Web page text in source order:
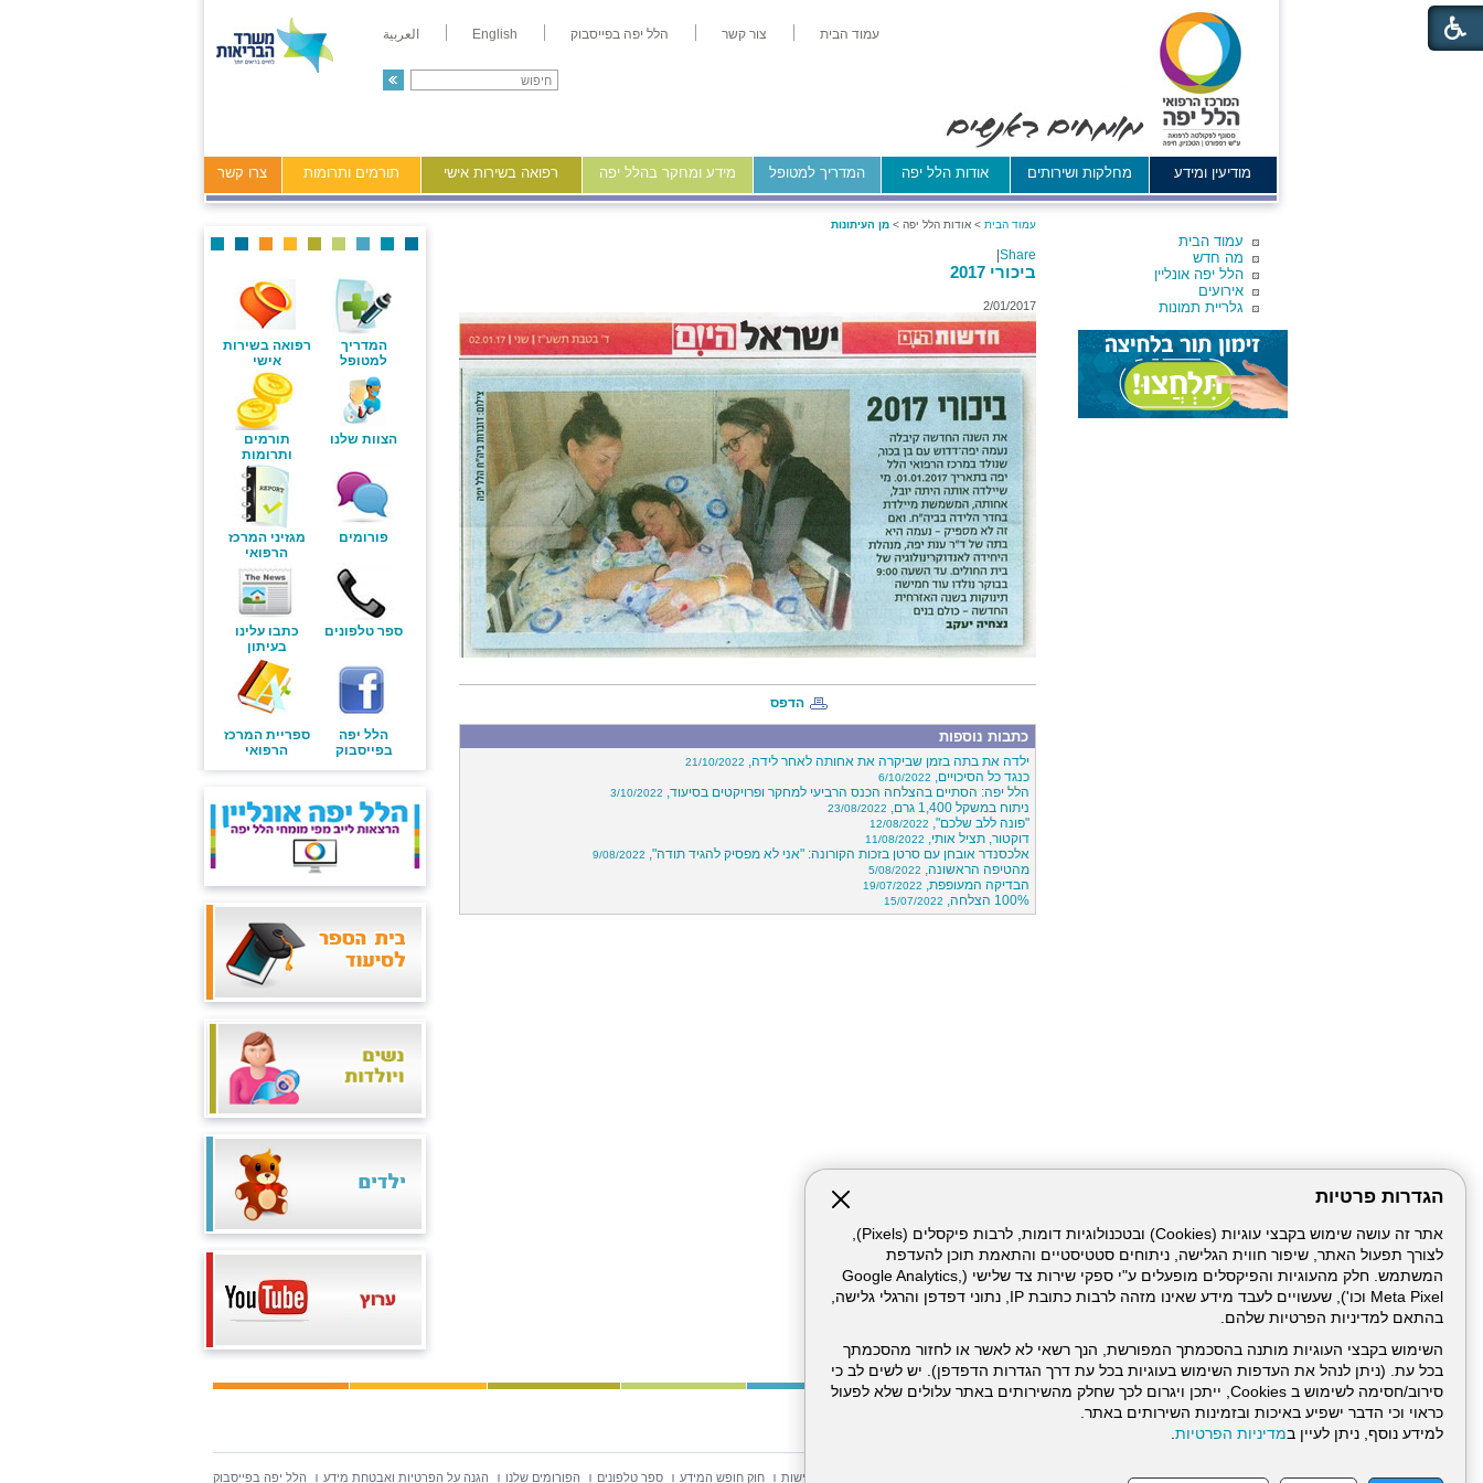
הגדרות פרטיות
אתר זה עושה שימוש בקבצי עוגיות (Cookies) ובטכנולוגיות דומות, לרבות פיקסלים (Pixels),
לצורך תפעול האתר, שיפור חווית הגלישה, ניתוחים סטטיסטיים והתאמת תוכן להעדפת
המשתמש. חלק מהעוגיות והפיקסלים מופעלים ע"י ספקי שירות צד שלישי (Google Analytics,
Meta Pixel וכו'), שעשויים לעבד מידע שאינו מזהה לרבות כתובת IP, נתוני דפדפן והרגלי גלישה,
בהתאם למדיניות הפרטיות שלהם.
השימוש בקבצי העוגיות מותנה בהסכמתך המפורשת, הנך רשאי לא לאשר או לחזור מהסכמתך
בכל עת. (ניתן לנהל את העדפות השימוש בעוגיות בכל עת דרך הגדרות הדפדפן). יש לשים לב כי
סירוב/חסימה לשימוש ב Cookies, ייתכן ויגרום לכך שחלק מהשירותים באתר עלולים שלא לפעול
כראוי וכי הדבר ישפיע באיכות ובזמינות השירותים באתר.
למידע נוסף, ניתן לעיין במדיניות הפרטיות.
עמוד הבית צור קשר הלל יפה בפייסבוק English العربية
מודיעין ומידע מחלקות ושירותים אודות הלל יפה המדריך למטופל מידע ומחקר בהלל יפה רפואה בשירות אישי תורמים ותרומות צרו קשר
עמוד הבית
מה חדש
הלל יפה אונליין
אירועים
גלריית תמונות
עמוד הבית > אודות הלל יפה > מן העיתונות
Share
ביכורי 2017
2/01/2017
הדפס
כתבות נוספות
ילדה את בתה בזמן שביקרה את אחותה לאחר לידה, 21/10/2022
כנגד כל הסיכויים, 6/10/2022
הלל יפה: הסתיים בהצלחה הכנס הרביעי למחקר ופרויקטים בסיעוד, 3/10/2022
ניתוח במשקל 1,400 גרם, 23/08/2022
"פונה ללב שלכם", 12/08/2022
דוקטור, תציל אותי, 11/08/2022
אלכסנדר אובחן עם סרטן בזכות הקורונה: "אני לא מפסיק להגיד תודה", 9/08/2022
מהטיפה הראשונה, 5/08/2022
הבדיקה המעופפת, 19/07/2022
100% הצלחה, 15/07/2022
המדריך
למטופל
רפואה בשירות
אישי
הצוות שלנו
תורמים
ותרומות
פורומים
מגזיני המרכז
הרפואי
ספר טלפונים
כתבו עלינו
בעיתון
הלל יפה
בפייסבוק
ספריית המרכז
הרפואי
דרונט
הצהרת נגישות חוק חופש המידע ספר טלפונים הפורומים שלנו הגנה על הפרטיות ואבטחת מידע הלל יפה בפייסבוק